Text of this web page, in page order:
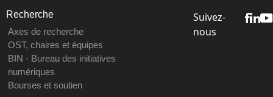
Recherche
Axes de recherche
OST, chaires et équipes
BIN - Bureau des initiatives
numériques
Bourses et soutien
Suivez-
nous